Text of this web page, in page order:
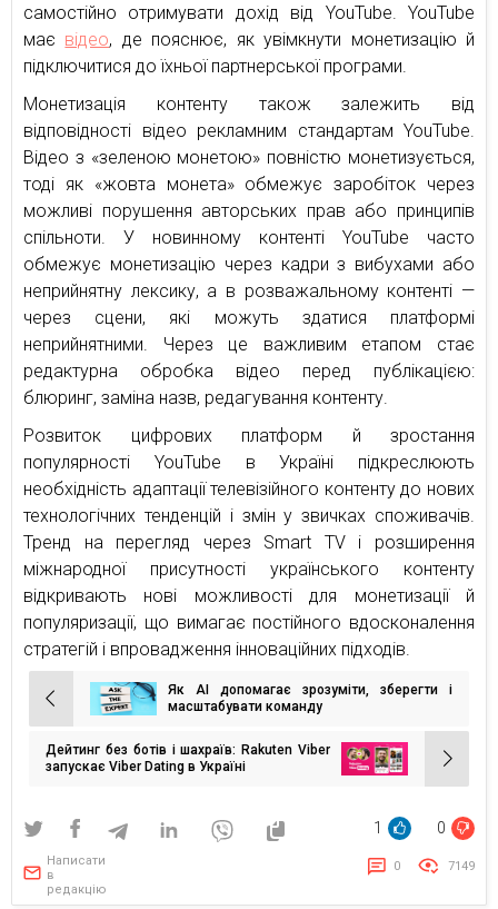
самостійно отримувати дохід від YouTube. YouTube
має відео, де пояснює, як увімкнути монетизацію й
підключитися до їхньої партнерської програми.
Монетизація контенту також залежить від
відповідності відео рекламним стандартам YouTube.
Відео з «зеленою монетою» повністю монетизується,
тоді як «жовта монета» обмежує заробіток через
можливі порушення авторських прав або принципів
спільноти. У новинному контенті YouTube часто
обмежує монетизацію через кадри з вибухами або
неприйнятну лексику, а в розважальному контенті —
через сцени, які можуть здатися платформі
неприйнятними. Через це важливим етапом стає
редактурна обробка відео перед публікацією:
блюринг, заміна назв, редагування контенту.
Розвиток цифрових платформ й зростання
популярності YouTube в Україні підкреслюють
необхідність адаптації телевізійного контенту до нових
технологічних тенденцій і змін у звичках споживачів.
Тренд на перегляд через Smart TV і розширення
міжнародної присутності українського контенту
відкривають нові можливості для монетизації й
популяризації, що вимагає постійного вдосконалення
стратегій і впровадження інноваційних підходів.
Навігація
записів
Як AI допомагає зрозуміти, зберегти і
масштабувати команду
Дейтинг без ботів і шахраїв: Rakuten Viber
запускає Viber Dating в Україні
1 0
Написати
в
редакцію
0 7149